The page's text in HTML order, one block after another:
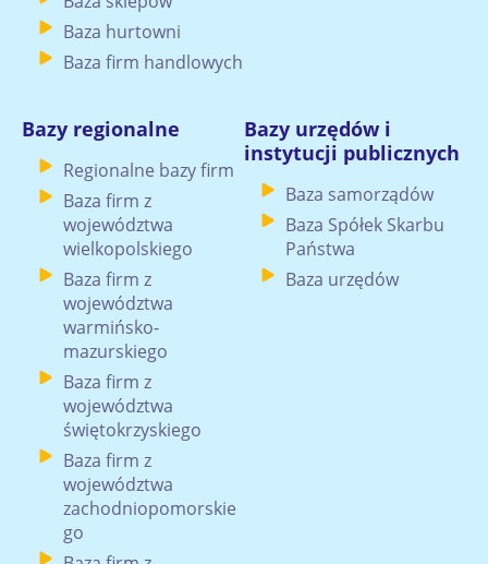
Baza hurtowni
Baza firm handlowych
Bazy regionalne
Regionalne bazy firm
Baza firm z
województwa
wielkopolskiego
Baza firm z
województwa
warmińsko-
mazurskiego
Baza firm z
województwa
świętokrzyskiego
Baza firm z
województwa
zachodniopomorskie
go
Bazy urzędów i
instytucji publicznych
Baza samorządów
Baza Spółek Skarbu
Państwa
Baza urzędów